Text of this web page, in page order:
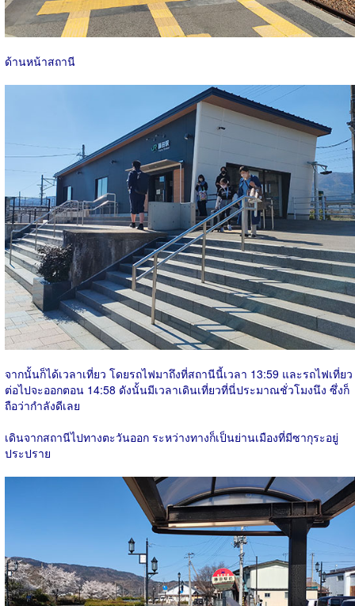
ด้านหน้าสถานี
จากนั้นก็ได้เวลาเที่ยว โดยรถไฟมาถึงที่สถานีนี้เวลา 13:59 และรถไฟเที่ยว
ต่อไปจะออกตอน 14:58 ดังนั้นมีเวลาเดินเที่ยวที่นี่ประมาณชั่วโมงนึง ซึ่งก็
ถือว่ากำลังดีเลย
เดินจากสถานีไปทางตะวันออก ระหว่างทางก็เป็นย่านเมืองที่มีซากุระอยู่
ประปราย